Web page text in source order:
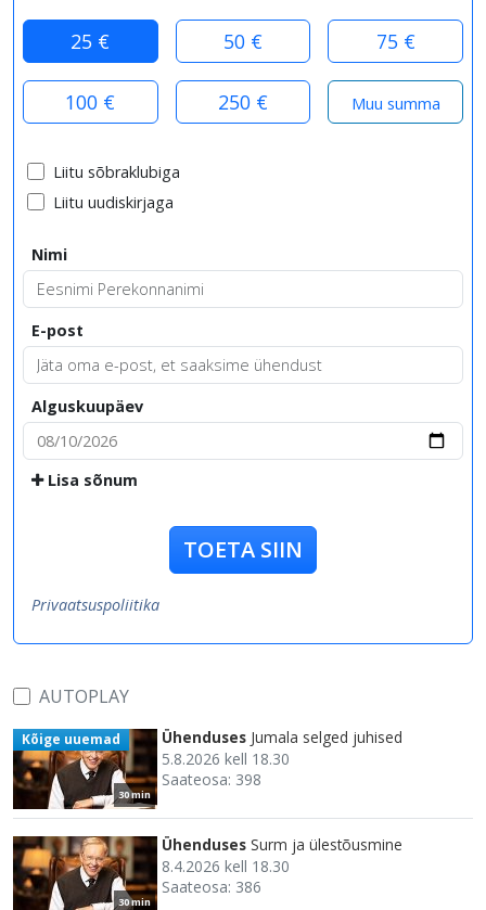
25 € 50 € 75 €
100 € 250 €
Liitu sõbraklubiga
Liitu uudiskirjaga
Nimi
E-post
Alguskuupäev
Lisa sõnum
TOETA SIIN
Privaatsuspoliitika
AUTOPLAY
30 min
Kõige uuemad Ühenduses Jumala selged juhised
5.8.2026 kell 18.30
Saateosa: 398
30 min
Ühenduses Surm ja ülestõusmine
8.4.2026 kell 18.30
Saateosa: 386